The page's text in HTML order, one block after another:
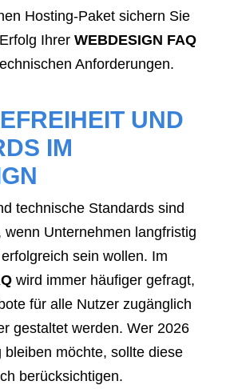
Hosting-Paket sichern Sie
Ihrer WEBDESIGN FAQ
Anforderungen.
UND
IM
technische Standards sind
wenn Unternehmen langfristig
sein wollen. Im
wird immer häufiger gefragt,
für alle Nutzer zugänglich
gestaltet werden. Wer 2026
bleiben möchte, sollte diese
berücksichtigen.